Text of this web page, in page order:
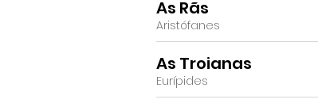
As Rãs
Aristófanes
As Troianas
Eurípides